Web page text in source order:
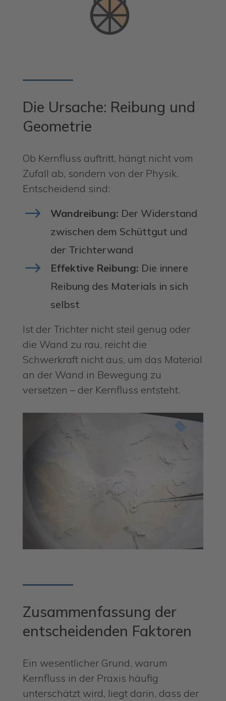
Die Ursache: Reibung und
Geometrie
Ob Kernfluss auftritt, hängt nicht vom
Zufall ab, sondern von der Physik.
Entscheidend sind:
$ Wandreibung: Der Widerstand
zwischen dem Schüttgut und
der Trichterwand
$ Effektive Reibung: Die innere
Reibung des Materials in sich
selbst
Ist der Trichter nicht steil genug oder
die Wand zu rau, reicht die
Schwerkraft nicht aus, um das Material
an der Wand in Bewegung zu
versetzen – der Kernfluss entsteht.
Zusammenfassung der
entscheidenden Faktoren
Ein wesentlicher Grund, warum
Kernfluss in der Praxis häufig
unterschätzt wird, liegt darin, dass der